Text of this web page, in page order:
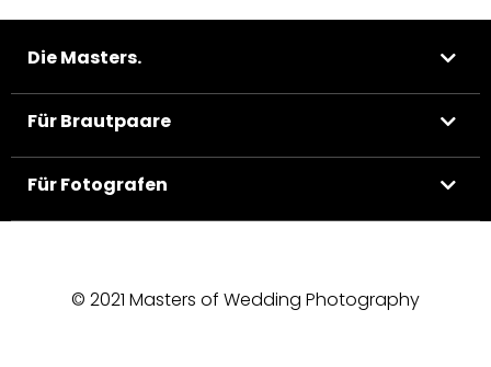
Die Masters.
Für Brautpaare
Für Fotografen
© 2021 Masters of Wedding Photography